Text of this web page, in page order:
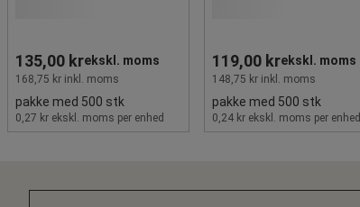
135,00 krekskl. moms
168,75 kr inkl. moms
pakke med 500 stk
0,27 kr ekskl. moms per enhed
119,00 krekskl. moms
148,75 kr inkl. moms
pakke med 500 stk
0,24 kr ekskl. moms per enhed